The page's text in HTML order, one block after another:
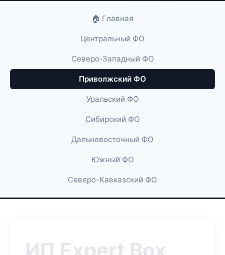
🏠 Главная
Центральный ФО
Северо-Западный ФО
Приволжский ФО
Уральский ФО
Сибирский ФО
Дальневосточный ФО
Южный ФО
Северо-Кавказский ФО